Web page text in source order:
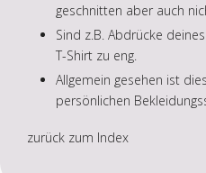
geschnitten aber auch
Sind z.B. Abdrücke
T-Shirt zu eng.
Allgemein gesehen ist
persönlichen
zurück zum Index